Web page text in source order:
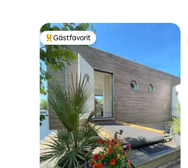
Populär gästfavorit
Gästfavorit